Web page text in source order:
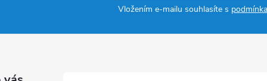
Vložením e-mailu souhlasíte s